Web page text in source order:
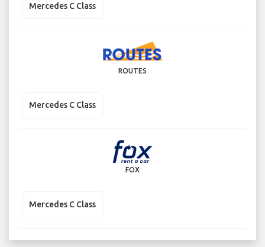
Mercedes C Class
ROUTES
Mercedes C Class
FOX
Mercedes C Class